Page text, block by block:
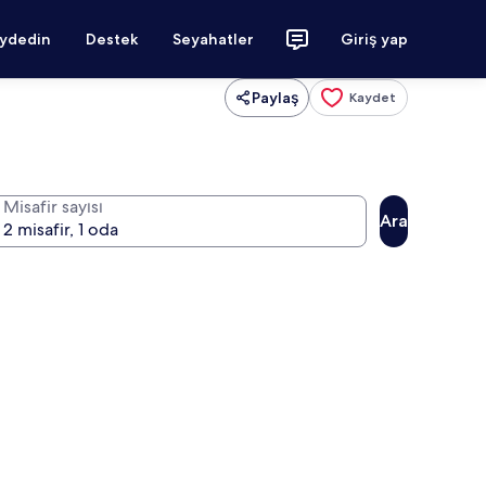
Destek Seyahatler Giriş yap
Paylaş Kaydet
Misafir sayısı
Ara